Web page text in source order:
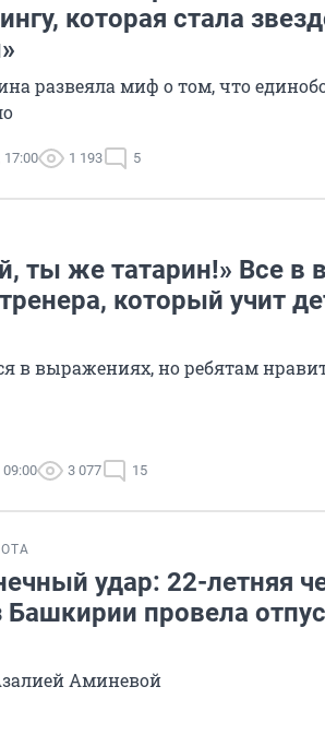
которая стала
развеяла миф о том, что
17:00 1 193 5
ты же татарин!» Все в
который учит
в выражениях, но ребятам
09:00 3 077 15
удар: 22-летняя
Башкирии провела
Аминевой